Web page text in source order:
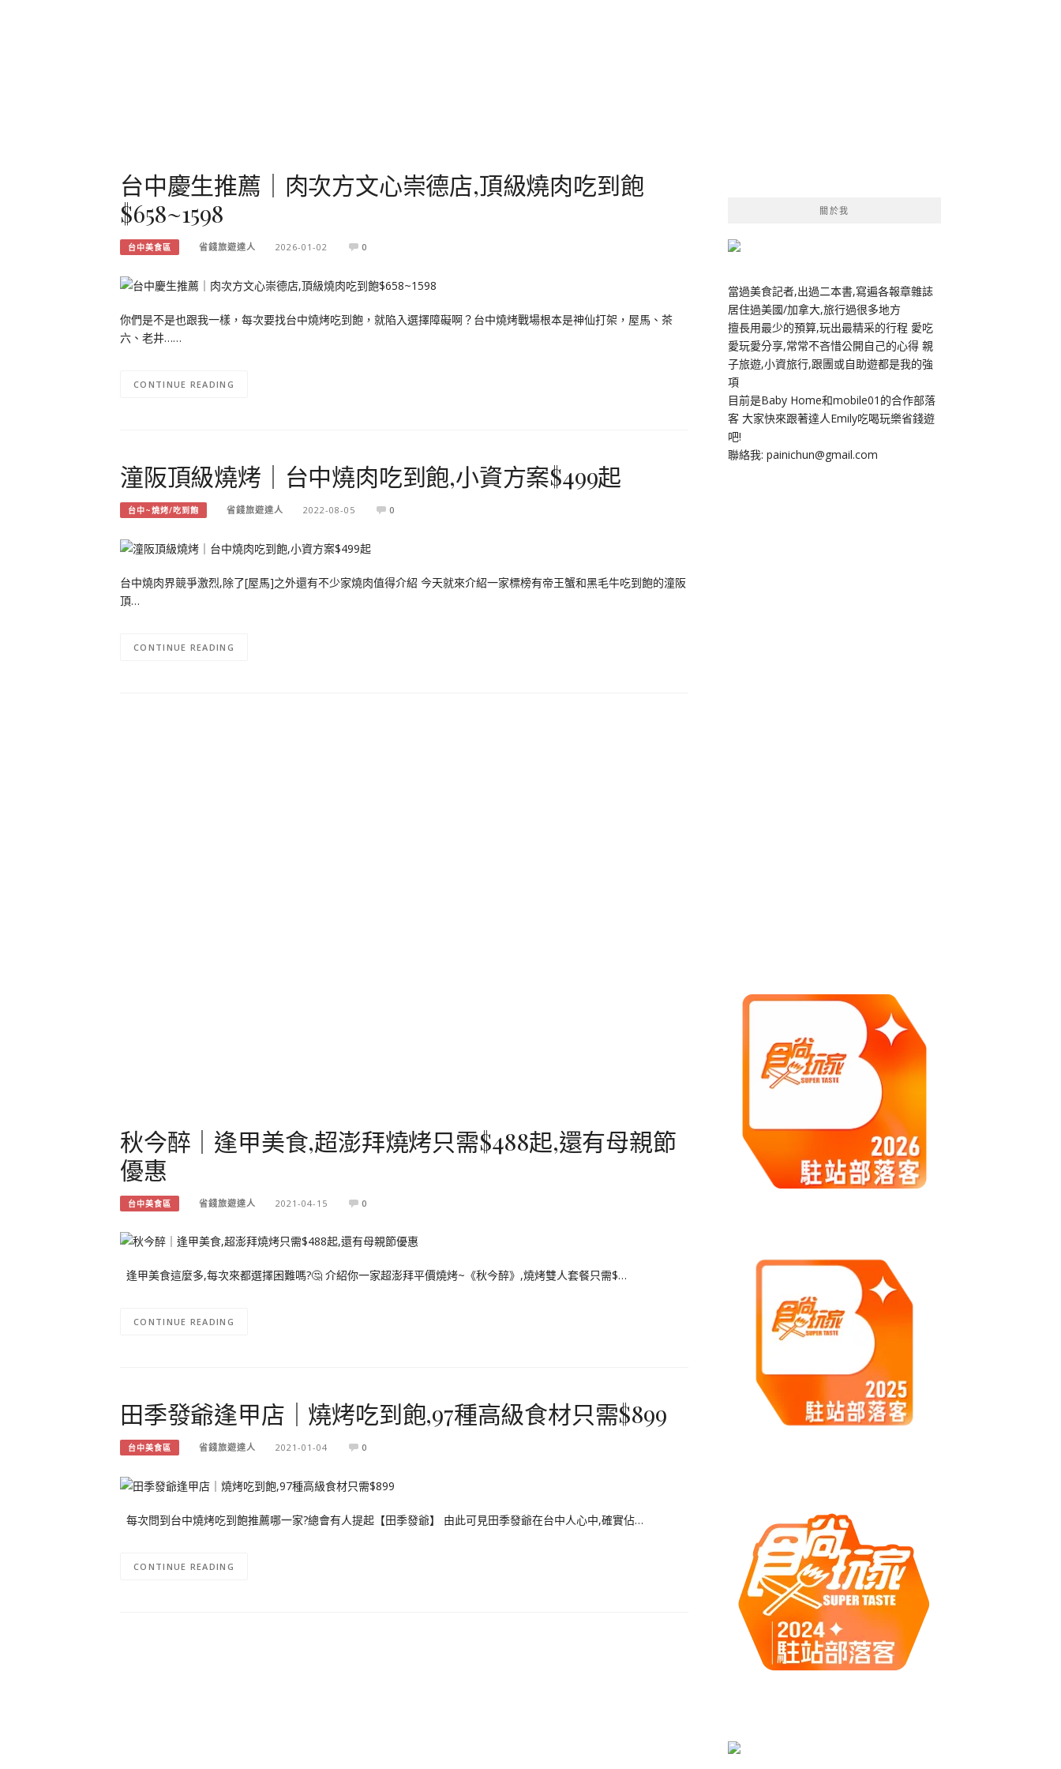
台中慶生推薦｜肉次方文心崇德店,頂級燒肉吃到飽
$658~1598
台中美食區 省錢旅遊達人 2026-01-02 0
你們是不是也跟我一樣，每次要找台中燒烤吃到飽，就陷入選擇障礙啊？台中燒烤戰場根本是神仙打架，屋馬、茶
六、老井……
CONTINUE READING
潼阪頂級燒烤｜台中燒肉吃到飽,小資方案$499起
台中~燒烤/吃到飽 省錢旅遊達人 2022-08-05 0
台中燒肉界競爭激烈,除了[屋馬]之外還有不少家燒肉值得介紹 今天就來介紹一家標榜有帝王蟹和黑毛牛吃到飽的潼阪
頂…
CONTINUE READING
秋今醉｜逢甲美食,超澎拜燒烤只需$488起,還有母親節
優惠
台中美食區 省錢旅遊達人 2021-04-15 0
逢甲美食這麼多,每次來都選擇困難嗎?🤔 介紹你一家超澎拜平價燒烤~《秋今醉》,燒烤雙人套餐只需$…
CONTINUE READING
田季發爺逢甲店｜燒烤吃到飽,97種高級食材只需$899
台中美食區 省錢旅遊達人 2021-01-04 0
每次問到台中燒烤吃到飽推薦哪一家?總會有人提起【田季發爺】 由此可見田季發爺在台中人心中,確實佔…
CONTINUE READING
關於我
當過美食記者,出過二本書,寫遍各報章雜誌
居住過美國/加拿大,旅行過很多地方
擅長用最少的預算,玩出最精采的行程 愛吃
愛玩愛分享,常常不吝惜公開自己的心得 親
子旅遊,小資旅行,跟團或自助遊都是我的強
項
目前是Baby Home和mobile01的合作部落
客 大家快來跟著達人Emily吃喝玩樂省錢遊
吧!
聯絡我: painichun@gmail.com